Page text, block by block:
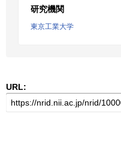
研究機関
東京工業大学
URL: